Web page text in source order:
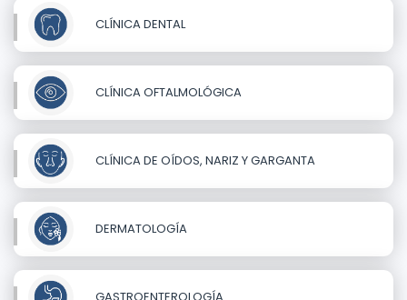
CLÍNICA DENTAL
CLÍNICA OFTALMOLÓGICA
CLÍNICA DE OÍDOS, NARIZ Y GARGANTA
DERMATOLOGÍA
GASTROENTEROLOGÍA